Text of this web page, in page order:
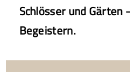
Schlösser und Gärten
Begeistern.